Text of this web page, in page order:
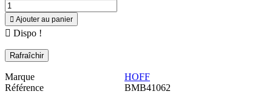
 Ajouter au panier
 Dispo !
Marque
HOFF
Référence
BMB41062